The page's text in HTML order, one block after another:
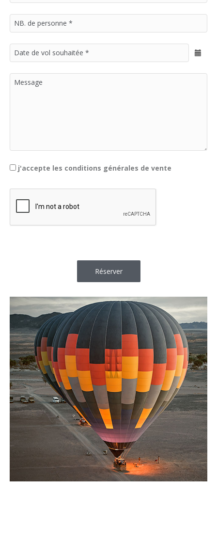
j'accepte les conditions générales de vente